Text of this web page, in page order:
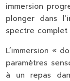
immersion
plonger dans
spectre
L’immersion «
paramètres
à un repas